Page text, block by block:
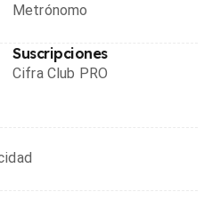
Metrónomo
Suscripciones
Cifra Club PRO